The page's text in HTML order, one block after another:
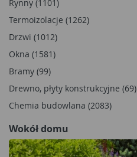
Rynny (1101)
Termoizolacje (1262)
Drzwi (1012)
Okna (1581)
Bramy (99)
Drewno, płyty konstrukcyjne (69)
Chemia budowlana (2083)
Wokół domu